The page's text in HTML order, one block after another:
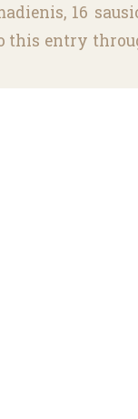
16
this entry